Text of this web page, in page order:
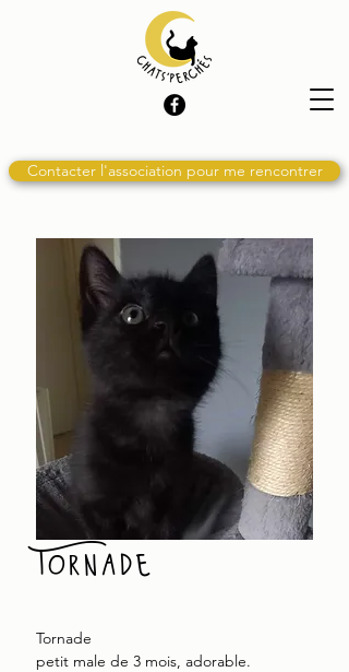
Contacter l'association pour me rencontrer
Tornade
Tornade
petit male de 3 mois, adorable.